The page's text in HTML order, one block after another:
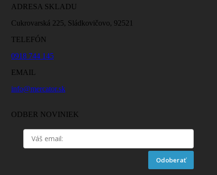
ADRESA SKLADU
Cukrovarská 225, Sládkovičovo, 92521
TELEFÓN
0918 744 145
EMAIL
info@mercator.sk
ODBER NOVINIEK
Odoberať